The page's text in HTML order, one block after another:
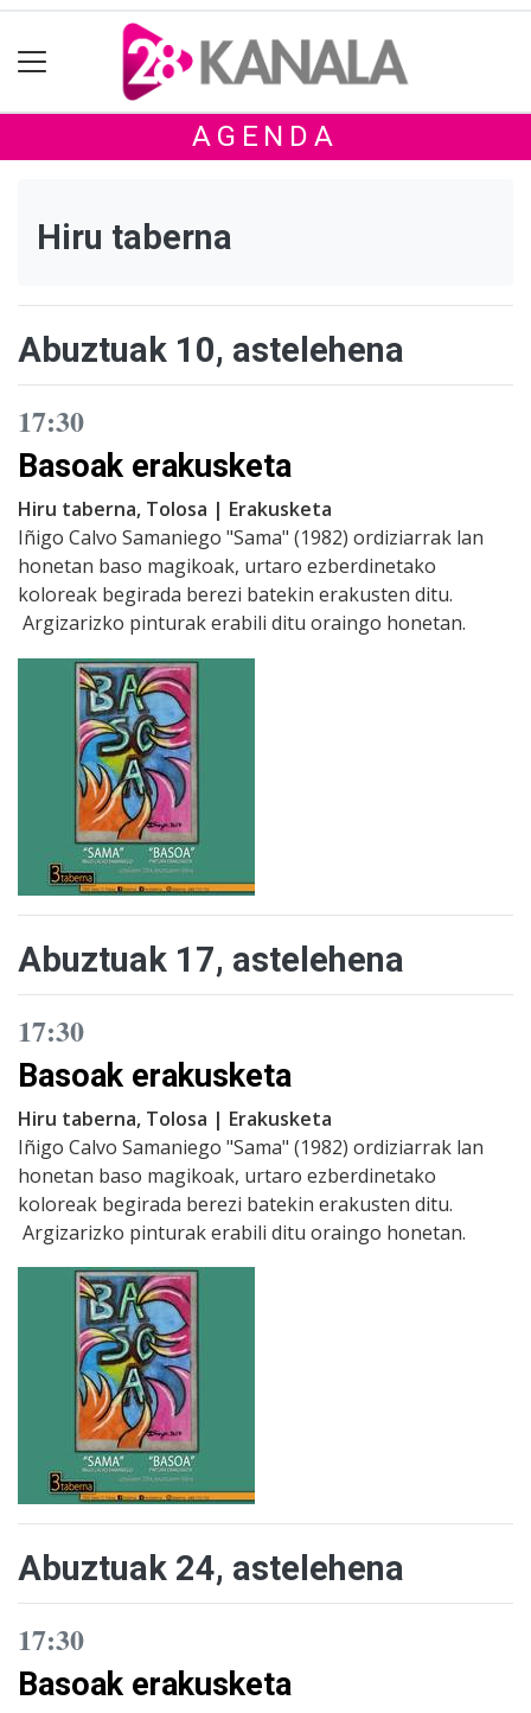
AGENDA
Hiru taberna
Abuztuak 10, astelehena
17:30
Basoak erakusketa
Hiru taberna, Tolosa | Erakusketa
Iñigo Calvo Samaniego "Sama" (1982) ordiziarrak lan
honetan baso magikoak, urtaro ezberdinetako
koloreak begirada berezi batekin erakusten ditu.
Argizarizko pinturak erabili ditu oraingo honetan.
Abuztuak 17, astelehena
17:30
Basoak erakusketa
Hiru taberna, Tolosa | Erakusketa
Iñigo Calvo Samaniego "Sama" (1982) ordiziarrak lan
honetan baso magikoak, urtaro ezberdinetako
koloreak begirada berezi batekin erakusten ditu.
Argizarizko pinturak erabili ditu oraingo honetan.
Abuztuak 24, astelehena
17:30
Basoak erakusketa